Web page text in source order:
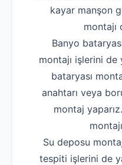
kayar manşon
montajı
Banyo
montajı işlerini de
bataryası
anahtarı veya
montaj
Su deposu
tespiti işlerini de